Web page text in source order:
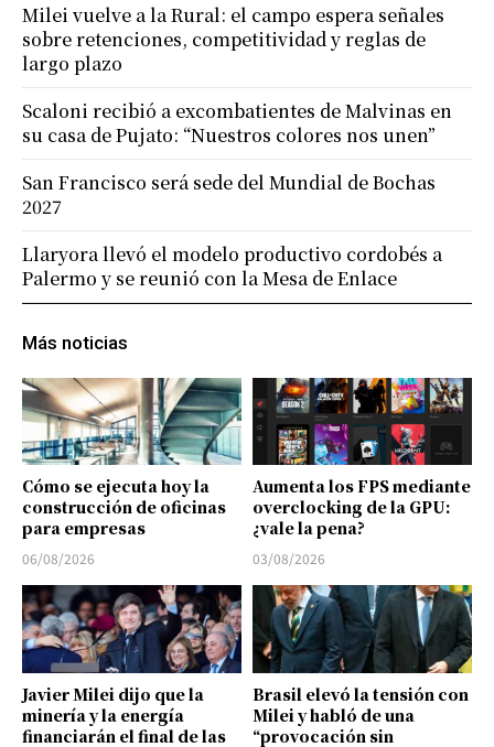
Más noticias
Cómo se ejecuta hoy la
construcción de oficinas
para empresas
06/08/2026
Aumenta los FPS mediante
overclocking de la GPU:
¿vale la pena?
03/08/2026
Javier Milei dijo que la
minería y la energía
financiarán el final de las
Brasil elevó la tensión con
Milei y habló de una
“provocación sin
Milei vuelve a la Rural: el campo espera señales
sobre retenciones, competitividad y reglas de
largo plazo
Scaloni recibió a excombatientes de Malvinas en
su casa de Pujato: “Nuestros colores nos unen”
San Francisco será sede del Mundial de Bochas
2027
Llaryora llevó el modelo productivo cordobés a
Palermo y se reunió con la Mesa de Enlace